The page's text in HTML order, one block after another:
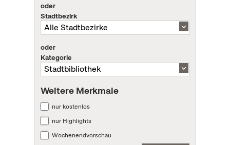
oder
Stadtbezirk
oder
Kategorie
Weitere Merkmale
nur kostenlos
nur Highlights
Wochenendvorschau